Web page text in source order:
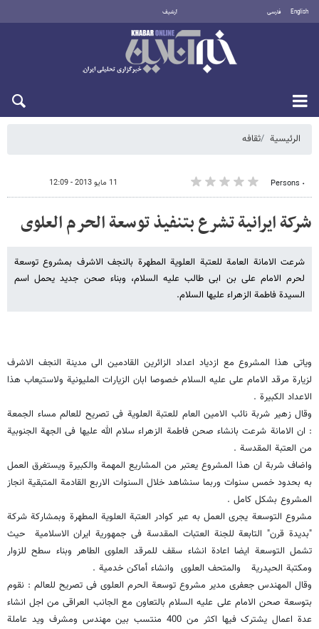
English فارسی أرشيف
الرئيسية ثقافه
٠ Persons 11 مايو 2013 - 12:09
شرکة ایرانیة تشرع بتنفیذ توسعة الحرم العلوی
شرعت الامانة العامة للعتبة العلویة المطهرة بالنجف الاشرف بمشروع توسعة
لحرم الامام علی بن ابی طالب علیه السلام، وبناء صحن جدید یحمل اسم
السیدة فاطمة الزهراء علیها السلام.
ویاتی هذا المشروع مع ازدیاد اعداد الزائرین القادمین الى مدینة النجف الاشرف
لزیارة مرقد الامام علی علیه السلام خصوصا ابان الزیارات الملیونیة ولاستیعاب هذا
الاعداد الکبیرة .
وقال زهیر شربة نائب الامین العام للعتبة العلویة فی تصریح للعالم مساء الجمعة
: ان الامانة شرعت بانشاء صحن فاطمة الزهراء سلام الله علیها فی الجهة الجنوبیة
من العتبة المقدسة .
واضاف شربة ان هذا المشروع یعتبر من المشاریع المهمة والکبیرة ویستغرق العمل
به بحدود خمس سنوات وربما سنشاهد خلال السنوات الاربع القادمة المتبقیة انجاز
المشروع بشکل کامل .
مشروع التوسعة یجری العمل به عبر کوادر العتبة العلویة المطهرة وبمشارکة شرکة
"بدیدة قرن" التابعة للجنة العتبات المقدسة فی جمهوریة ایران الاسلامیة حیث
تشمل التوسعة ایضا اعادة انشاء سقف للمرقد العلوی الطاهر وبناء سطح للزوار
ومکتبة الحیدریة والمتحف العلوی وانشاء أماکن خدمیة .
وقال المهندس جعفری مدیر مشروع توسعة الحرم العلوی فی تصریح للعالم : نقوم
بتوسعة صحن الامام علی علیه السلام بالتعاون مع الجانب العراقی من اجل انشاء
عدة اعمال یشترک فیها اکثر من 400 منتسب بین مهندس ومشرف وید عاملة